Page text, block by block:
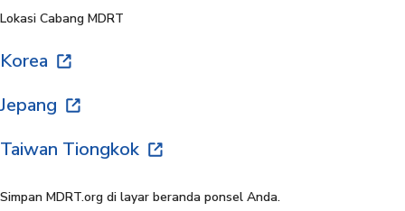
Lokasi Cabang MDRT
Korea
Jepang
Taiwan Tiongkok
Simpan MDRT.org di layar beranda ponsel Anda.